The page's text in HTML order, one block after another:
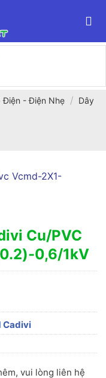
Điện - Điện Nhẹ / Dây
Cu/PVC
0,6/1kV
Cadivi
vui lòng liên hệ